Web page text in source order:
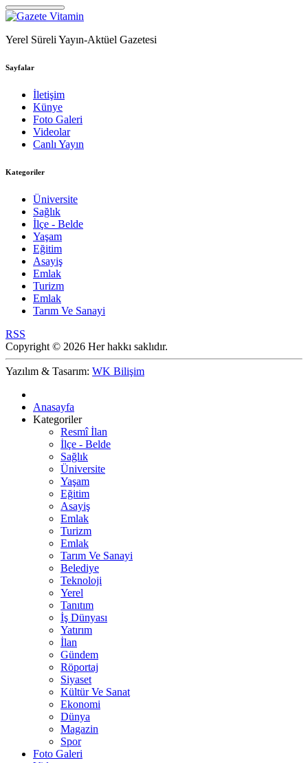
Yerel Süreli Yayın-Aktüel Gazetesi
Sayfalar
İletişim
Künye
Foto Galeri
Videolar
Canlı Yayın
Kategoriler
Üniversite
Sağlık
İlçe - Belde
Yaşam
Eğitim
Asayiş
Emlak
Turizm
Emlak
Tarım Ve Sanayi
RSS
Copyright © 2026 Her hakkı saklıdır.
Yazılım & Tasarım: WK Bilişim
Anasayfa
Kategoriler
Resmî İlan
İlçe - Belde
Sağlık
Üniversite
Yaşam
Eğitim
Asayiş
Emlak
Turizm
Emlak
Tarım Ve Sanayi
Belediye
Teknoloji
Yerel
Tanıtım
İş Dünyası
Yatırım
İlan
Gündem
Röportaj
Siyaset
Kültür Ve Sanat
Ekonomi
Dünya
Magazin
Spor
Foto Galeri